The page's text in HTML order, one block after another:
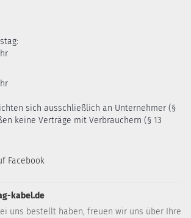
sich ausschließlich an Unternehmer (§
keine Verträge mit Verbrauchern (§ 13
Facebook
kabel.de
uns bestellt haben, freuen wir uns über Ihre